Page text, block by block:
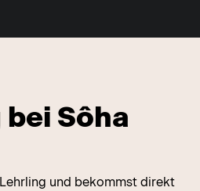
bei Sôha
und bekommst direkt